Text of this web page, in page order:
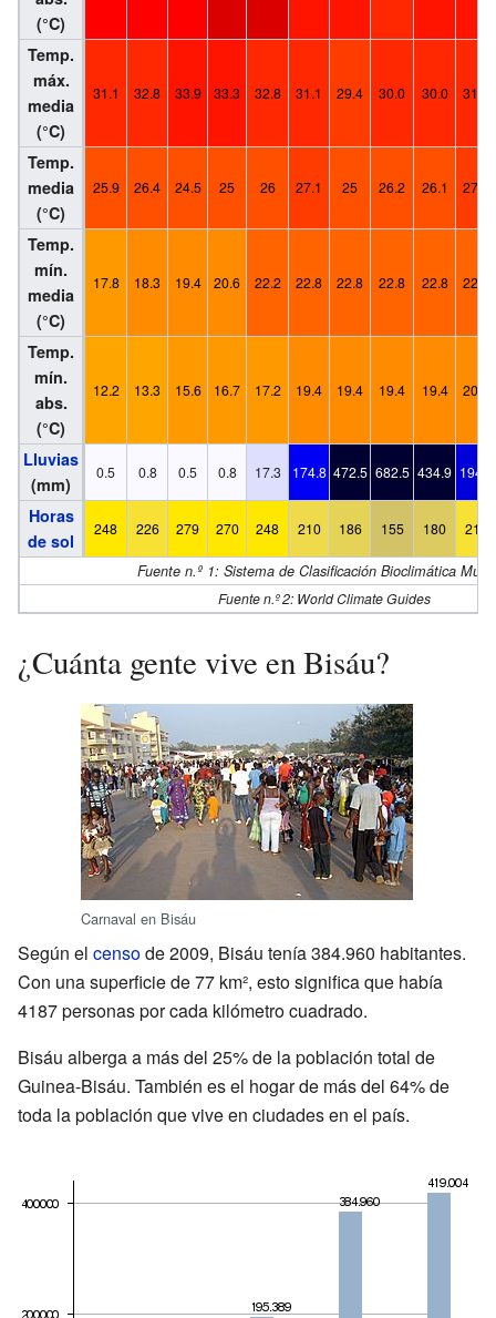
(°C)
Temp.
máx.
media
(°C)
31.1 32.8 33.9 33.3 32.8 31.1 29.4 30.0 30.0 31.1
Temp.
media
(°C)
25.9 26.4 24.5 25 26 27.1 25 26.2 26.1 27.1
Temp.
mín.
media
(°C)
17.8 18.3 19.4 20.6 22.2 22.8 22.8 22.8 22.8 22.8
Temp.
mín.
abs.
(°C)
12.2 13.3 15.6 16.7 17.2 19.4 19.4 19.4 19.4 20.0
Lluvias
(mm)
0.5 0.8 0.5 0.8 17.3 174.8 472.5 682.5 434.9 194.8
Horas
de sol
248 226 279 270 248 210 186 155 180 217
Fuente n.º 1: Sistema de Clasificación Bioclimática
Fuente n.º 2: World Climate Guides
¿Cuánta gente vive en Bisáu?
Carnaval en Bisáu
Según el censode 2009, Bisáu tenía 384.960 habitantes.
Con una superficie de 77 km², esto significa que había
4187 personas por cada kilómetro cuadrado.
Bisáu alberga a más del 25% de la población total de
Guinea-Bisáu. También es el hogar de más del 64% de
toda la población que vive en ciudades en el país.